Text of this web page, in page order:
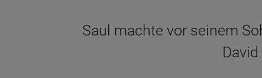
Saul machte vor seinem